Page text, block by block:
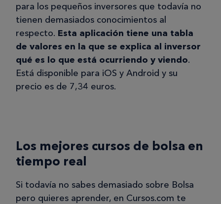
para los pequeños inversores que todavía no
tienen demasiados conocimientos al
respecto. Esta aplicación tiene una tabla
de valores en la que se explica al inversor
qué es lo que está ocurriendo y viendo.
Está disponible para iOS y Android y su
precio es de 7,34 euros.
Los mejores cursos de bolsa en
tiempo real
Si todavía no sabes demasiado sobre Bolsa
pero quieres aprender, en Cursos.com te